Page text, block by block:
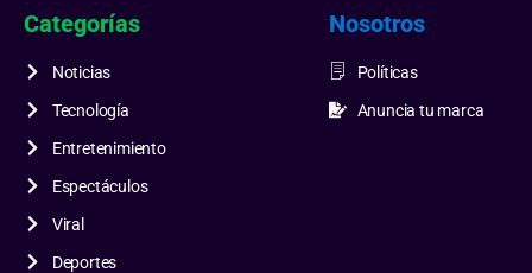
Categorías
Noticias
Tecnología
Entretenimiento
Espectáculos
Viral
Deportes
Nosotros
Políticas
Anuncia tu marca